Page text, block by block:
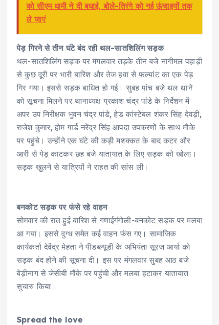
को सीएम धामी ने दी बधाई, बोले-तिरंगे को नई ऊंचाइयों तक
ले जाएं
पेड़ गिरने से तीन घंटे बंद रही थल-सातशिलिंग सड़क
थल-सातशिलिंग सड़क पर मंगलवार तड़के तीन बजे नागीमल पहाड़ी
से कुछ दूरी पर भारी बारिश और तेज हवा से फल्यांट का एक पेड़
गिर गया। इससे सड़क बाधित हो गई। सुबह पांच बजे थल थाने
को सूचना मिलने पर थानाध्यक्ष प्रकाश चंद्र पांडे के निर्देशन में
अपर उप निरीक्षक भुवन चंद्र पांडे, हेड कांस्टेबल शंकर सिंह देवड़ी,
राजेश कुमार, होम गार्ड नरेंद्र सिंह आपदा उपकरणों के साथ मौके
पर पहुंचे। उन्होंने एक घंटे की कड़ी मशक्कत के बाद कटर और
आरी से पेड़ काटकर छह बजे यातायात के लिए सड़क को खोला।
सड़क खुलने से यात्रियों ने राहत की सांस ली।
बनकोट सड़क पर फंसे रहे वाहन
सोमवार की रात हुई बारिश से गणाईगंगोली-बनकोट सड़क पर मलबा
आ गया। इससे दुग्ध समेत कई वाहन फंस गए। सामाजिक
कार्यकर्ता देवेंद्र मेहता ने पीडब्ल्यूडी के अभियंता सूरज आर्या को
सड़क बंद होने की सूचना दी। इस पर मंगलवार सुबह आठ बजे
बेड़ीनाग से जेसीबी मौके पर पहुंची और मलबा हटाकर यातायात
सुचारु किया।
Spread the love